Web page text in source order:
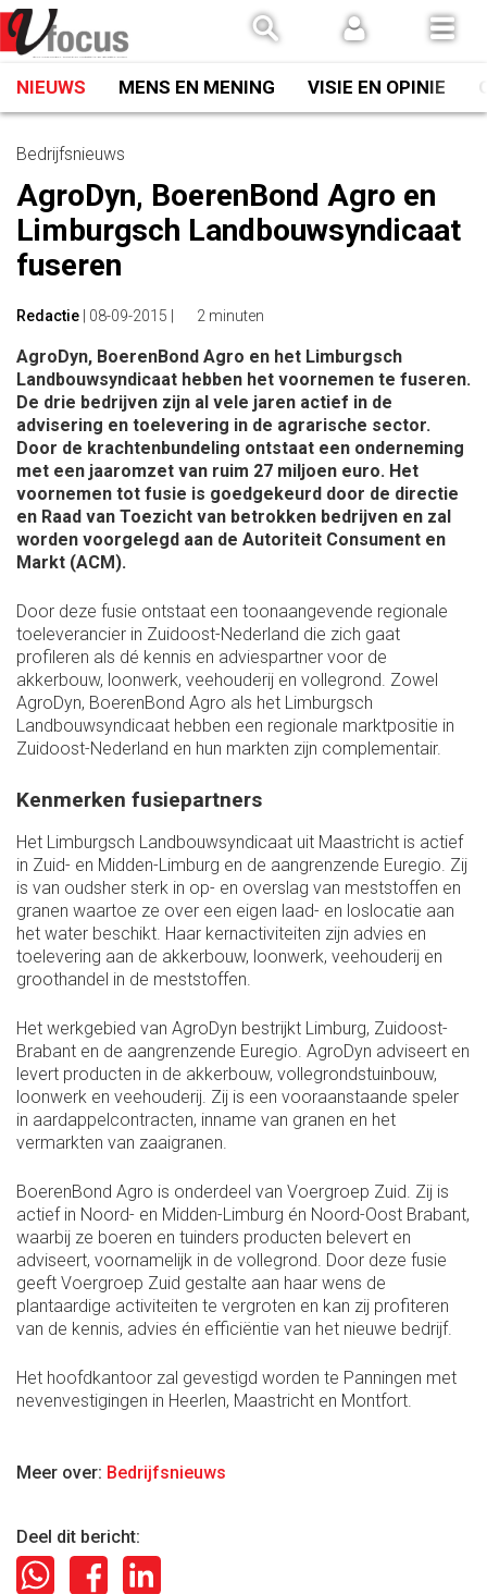
Spring
naar
inhoud
NIEUWS MENS EN MENING VISIE EN OPINIE
Bedrijfsnieuws
AgroDyn, BoerenBond Agro en
Limburgsch Landbouwsyndicaat
fuseren
Redactie 08-09-2015 2 minuten
AgroDyn, BoerenBond Agro en het Limburgsch
Landbouwsyndicaat hebben het voornemen te fuseren.
De drie bedrijven zijn al vele jaren actief in de
advisering en toelevering in de agrarische sector.
Door de krachtenbundeling ontstaat een onderneming
met een jaaromzet van ruim 27 miljoen euro. Het
voornemen tot fusie is goedgekeurd door de directie
en Raad van Toezicht van betrokken bedrijven en zal
worden voorgelegd aan de Autoriteit Consument en
Markt (ACM).
Door deze fusie ontstaat een toonaangevende regionale
toeleverancier in Zuidoost-Nederland die zich gaat
profileren als dé kennis en adviespartner voor de
akkerbouw, loonwerk, veehouderij en vollegrond. Zowel
AgroDyn, BoerenBond Agro als het Limburgsch
Landbouwsyndicaat hebben een regionale marktpositie in
Zuidoost-Nederland en hun markten zijn complementair.
Kenmerken fusiepartners
Het Limburgsch Landbouwsyndicaat uit Maastricht is actief
in Zuid- en Midden-Limburg en de aangrenzende Euregio. Zij
is van oudsher sterk in op- en overslag van meststoffen en
granen waartoe ze over een eigen laad- en loslocatie aan
het water beschikt. Haar kernactiviteiten zijn advies en
toelevering aan de akkerbouw, loonwerk, veehouderij en
groothandel in de meststoffen.
Het werkgebied van AgroDyn bestrijkt Limburg, Zuidoost-
Brabant en de aangrenzende Euregio. AgroDyn adviseert en
levert producten in de akkerbouw, vollegrondstuinbouw,
loonwerk en veehouderij. Zij is een vooraanstaande speler
in aardappelcontracten, inname van granen en het
vermarkten van zaaigranen.
BoerenBond Agro is onderdeel van Voergroep Zuid. Zij is
actief in Noord- en Midden-Limburg én Noord-Oost Brabant,
waarbij ze boeren en tuinders producten belevert en
adviseert, voornamelijk in de vollegrond. Door deze fusie
geeft Voergroep Zuid gestalte aan haar wens de
plantaardige activiteiten te vergroten en kan zij profiteren
van de kennis, advies én efficiëntie van het nieuwe bedrijf.
Het hoofdkantoor zal gevestigd worden te Panningen met
nevenvestigingen in Heerlen, Maastricht en Montfort.
Meer over: Bedrijfsnieuws
Deel dit bericht: